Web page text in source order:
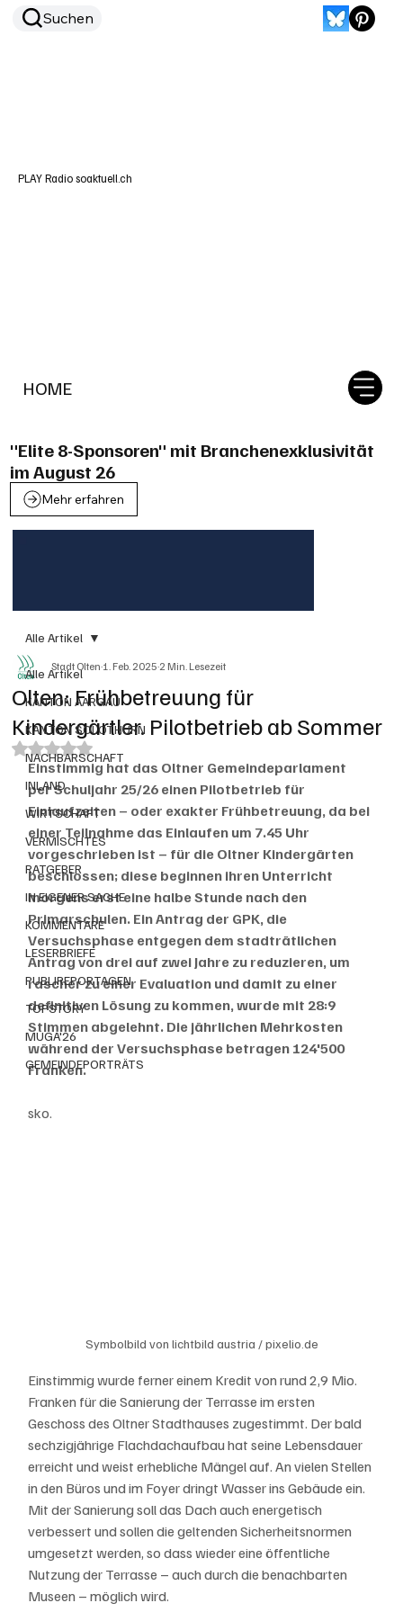
HOME
Suchen
PLAY Radio soaktuell.ch
"Elite 8-Sponsoren" mit Branchenexklusivität
im August 26
Mehr erfahren
Alle Artikel
KANTON AARGAU
KANTON SOLOTHURN
NACHBARSCHAFT
INLAND
WIRTSCHAFT
VERMISCHTES
RATGEBER
IN EIGENER SACHE
KOMMENTARE
LESERBRIEFE
PUBLIREPORTAGEN
TOPSTORY
MUGA'26
GEMEINDEPORTRÄTS
Alle Artikel
Olten: Frühbetreuung für
Kindergärtler. Pilotbetrieb ab Sommer
Stadt Olten1. Feb. 20252 Min. Lesezeit
Mit NaN von 5 Sternen bewertet.
Einstimmig hat das Oltner Gemeindeparlament
per Schuljahr 25/26 einen Pilotbetrieb für
Einlaufzeiten – oder exakter Frühbetreuung, da bei
einer Teilnahme das Einlaufen um 7.45 Uhr
vorgeschrieben ist – für die Oltner Kindergärten
beschlossen; diese beginnen ihren Unterricht
morgens erst eine halbe Stunde nach den
Primarschulen. Ein Antrag der GPK, die
Versuchsphase entgegen dem stadträtlichen
Antrag von drei auf zwei Jahre zu reduzieren, um
rascher zu einer Evaluation und damit zu einer
definitiven Lösung zu kommen, wurde mit 28:9
Stimmen abgelehnt. Die jährlichen Mehrkosten
während der Versuchsphase betragen 124'500
Franken.
sko.
Symbolbild von lichtbild austria / pixelio.de
Einstimmig wurde ferner einem Kredit von rund 2,9 Mio.
Franken für die Sanierung der Terrasse im ersten
Geschoss des Oltner Stadthauses zugestimmt. Der bald
sechzigjährige Flachdachaufbau hat seine Lebensdauer
erreicht und weist erhebliche Mängel auf. An vielen Stellen
in den Büros und im Foyer dringt Wasser ins Gebäude ein.
Mit der Sanierung soll das Dach auch energetisch
verbessert und sollen die geltenden Sicherheitsnormen
umgesetzt werden, so dass wieder eine öffentliche
Nutzung der Terrasse – auch durch die benachbarten
Museen – möglich wird.